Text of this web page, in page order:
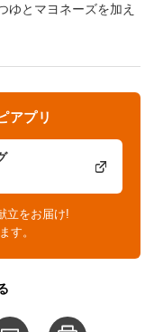
ゆとマヨネーズを加え
アプリ
立をお届け!
す。